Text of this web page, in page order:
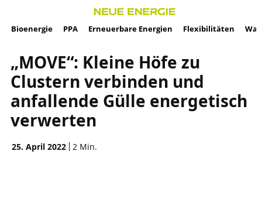
Bioenergie PPA Erneuerbare Energien Flexibilitäten
„MOVE“: Kleine Höfe zu
Clustern verbinden und
anfallende Gülle energetisch
verwerten
25. April 2022 2 Min.